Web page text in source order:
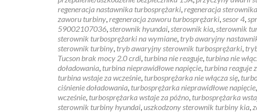
regeneracja nastawnika turbosprężarki,regeneracja
zaworu turbiny,regeneracja zaworu turbosprężarki,sesor 4,
59002107036,sterownik hyundai,sterownik kia,sterownik
sterownik turbosprężarki na wymiane, tryb awaryjny
sterownik turbiny, tryb awaryjny sterownik turbosprężarki,
Tucson brak mocy 2.0 crdi, turbina nie reaguje, turbina nie
doładowania, turbina nieprawidłowe napięcie, turbina reaguje
turbina wstaje za wcześnie, turbosprężarka nie włącza się,
ciśnienie doładowania, turbosprężarka nieprawidłowe napięcie,
wcześnie, turbosprężarka wstaje za późno, turbosprężarka
sterownik turbiny hyundai,uszkodzony sterownik turbiny kia,